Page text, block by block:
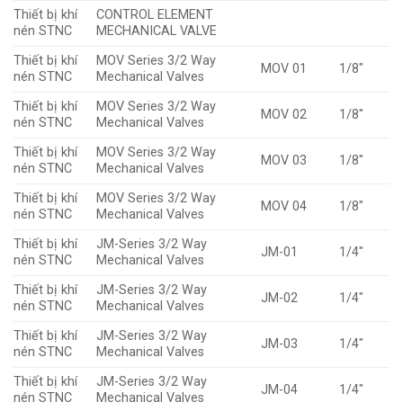
Thiết bị khí
nén STNC
CONTROL ELEMENT
MECHANICAL VALVE
Thiết bị khí
nén STNC
MOV Series 3/2 Way
Mechanical Valves
MOV 01 1/8″
Thiết bị khí
nén STNC
MOV Series 3/2 Way
Mechanical Valves
MOV 02 1/8″
Thiết bị khí
nén STNC
MOV Series 3/2 Way
Mechanical Valves
MOV 03 1/8″
Thiết bị khí
nén STNC
MOV Series 3/2 Way
Mechanical Valves
MOV 04 1/8″
Thiết bị khí
nén STNC
JM-Series 3/2 Way
Mechanical Valves
JM-01 1/4″
Thiết bị khí
nén STNC
JM-Series 3/2 Way
Mechanical Valves
JM-02 1/4″
Thiết bị khí
nén STNC
JM-Series 3/2 Way
Mechanical Valves
JM-03 1/4″
Thiết bị khí
nén STNC
JM-Series 3/2 Way
Mechanical Valves
JM-04 1/4″